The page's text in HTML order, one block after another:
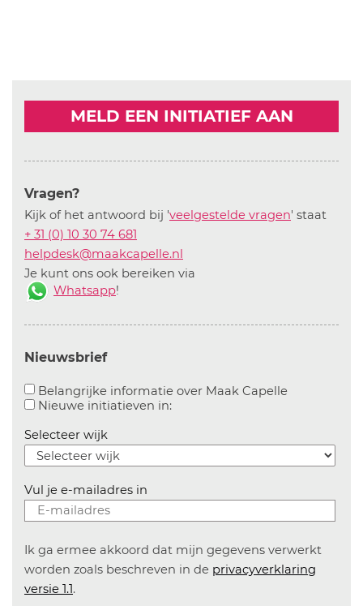
MELD EEN INITIATIEF AAN
Vragen?
Kijk of het antwoord bij 'veelgestelde vragen' staat
+ 31 (0) 10 30 74 681
helpdesk@maakcapelle.nl
Je kunt ons ook bereiken via
Whatsapp!
Nieuwsbrief
Belangrijke informatie over Maak CapelleAanvinken
Nieuwe initiatieven in:Aanvinken om informatie over
Selecteer wijk
Vul je e-mailadres in
Ik ga ermee akkoord dat mijn gegevens verwerkt
worden zoals beschreven in de privacyverklaring
versie 1.1.